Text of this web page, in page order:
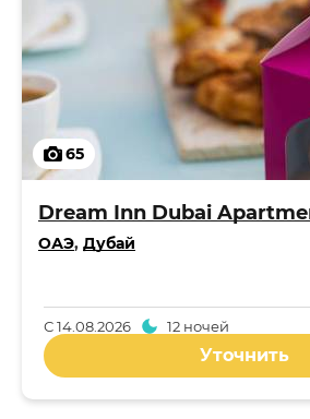
65
ОАЭ, Дубай
С14.08.2026 12 ночей
Уточнить